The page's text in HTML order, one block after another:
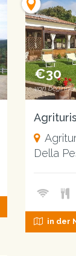
€30
von
Della
in der